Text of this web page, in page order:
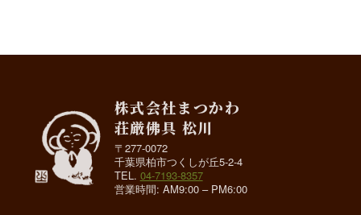
株式会社まつかわ
荘厳佛具 松川
〒277-0072
千葉県柏市つくしが丘5-2-4
TEL. 04-7193-8357
営業時間: AM9:00 – PM6:00